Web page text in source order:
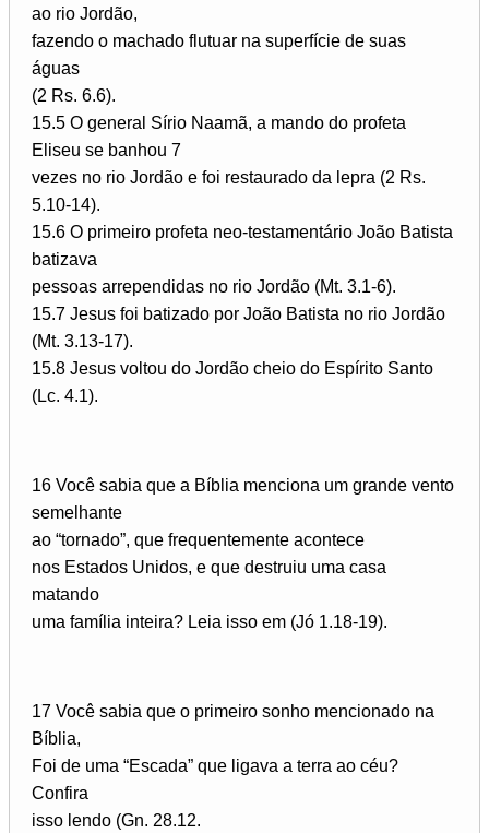
ao rio Jordão,
fazendo o machado flutuar na superfície de suas
águas
(2 Rs. 6.6).
15.5 O general Sírio Naamã, a mando do profeta
Eliseu se banhou 7
vezes no rio Jordão e foi restaurado da lepra (2 Rs.
5.10-14).
15.6 O primeiro profeta neo-testamentário João Batista
batizava
pessoas arrependidas no rio Jordão (Mt. 3.1-6).
15.7 Jesus foi batizado por João Batista no rio Jordão
(Mt. 3.13-17).
15.8 Jesus voltou do Jordão cheio do Espírito Santo
(Lc. 4.1).
16 Você sabia que a Bíblia menciona um grande vento
semelhante
ao “tornado”, que frequentemente acontece
nos Estados Unidos, e que destruiu uma casa
matando
uma família inteira? Leia isso em (Jó 1.18-19).
17 Você sabia que o primeiro sonho mencionado na
Bíblia,
Foi de uma “Escada” que ligava a terra ao céu?
Confira
isso lendo (Gn. 28.12.